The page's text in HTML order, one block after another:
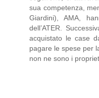
sua competenza,
Giardini), AMA,
dell’ATER.
acquistato le case
pagare le spese per
non ne sono i